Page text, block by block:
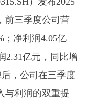
前三季度公司营
；净利润4.05亿
2.31亿元，同比增
，公司在三季度
与利润的双重提